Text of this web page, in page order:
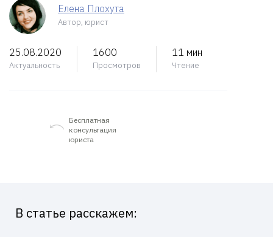
Елена Плохута
Автор, юрист
25.08.2020
Актуальность
1600
Просмотров
11 мин
Чтение
Бесплатная
консультация
юриста
В статье расскажем: